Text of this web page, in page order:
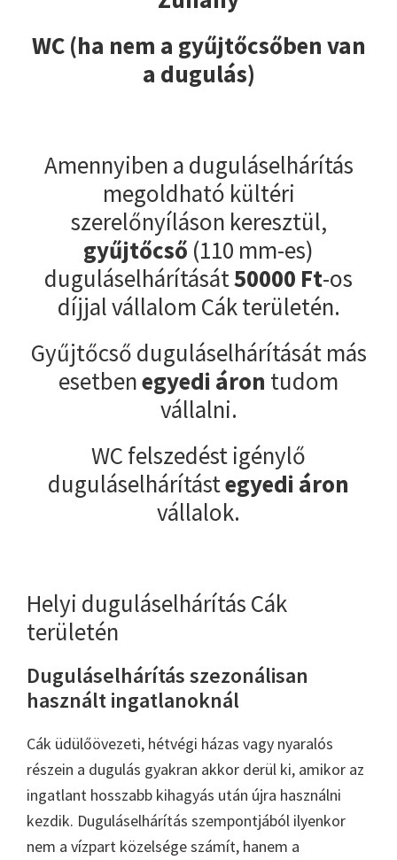
WC (ha nem a gyűjtőcsőben van
a dugulás)
Amennyiben a duguláselhárítás
megoldható kültéri
szerelőnyíláson keresztül,
gyűjtőcső (110 mm-es)
duguláselhárítását50000 Ft-os
díjjal vállalom Cák területén.
Gyűjtőcső duguláselhárítását más
esetbenegyedi áron tudom
vállalni.
WC felszedést igénylő
duguláselhárítástegyedi áron
vállalok.
Helyi duguláselhárítás Cák
területén
Duguláselhárítás szezonálisan
használt ingatlanoknál
Cák üdülőövezeti, hétvégi házas vagy nyaralós
részein a dugulás gyakran akkor derül ki, amikor az
ingatlant hosszabb kihagyás után újra használni
kezdik. Duguláselhárítás szempontjából ilyenkor
nem a vízpart közelsége számít, hanem a